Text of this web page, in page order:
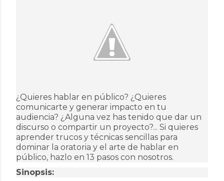
¿Quieres hablar en público? ¿Quieres
comunicarte y generar impacto en tu
audiencia? ¿Alguna vez has tenido que dar un
discurso o compartir un proyecto?... Si quieres
aprender trucos y técnicas sencillas para
dominar la oratoria y el arte de hablar en
público, hazlo en 13 pasos con nosotros.
Sinopsis: